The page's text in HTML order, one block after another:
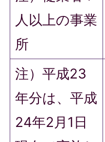
人以上の事業
所
注）平成23
年分は、平成
24年2月1日